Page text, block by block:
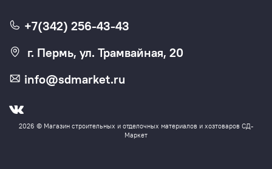
2026 © Магазин строительных и отделочных материалов и хозтоваров СД-
Маркет
+7(342) 256-43-43
г. Пермь, ул. Трамвайная, 20
info@sdmarket.ru